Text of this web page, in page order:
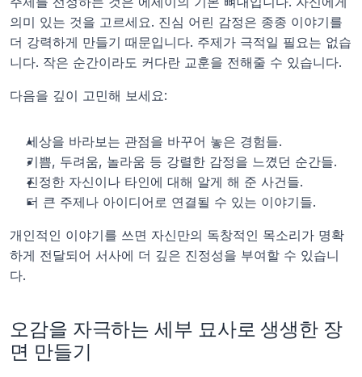
의미 있는 것을 고르세요. 진심 어린 감정은 종종 이야기를
더 강력하게 만들기 때문입니다. 주제가 극적일 필요는 없습
니다. 작은 순간이라도 커다란 교훈을 전해줄 수 있습니다.
다음을 깊이 고민해 보세요:
세상을 바라보는 관점을 바꾸어 놓은 경험들.
기쁨, 두려움, 놀라움 등 강렬한 감정을 느꼈던 순간들.
진정한 자신이나 타인에 대해 알게 해 준 사건들.
더 큰 주제나 아이디어로 연결될 수 있는 이야기들.
개인적인 이야기를 쓰면 자신만의 독창적인 목소리가 명확
하게 전달되어 서사에 더 깊은 진정성을 부여할 수 있습니
다.
오감을 자극하는 세부 묘사로 생생한 장
면 만들기